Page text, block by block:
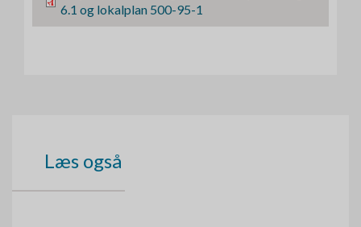
l
6.1 og lokalplan 500-95-1
Læs også